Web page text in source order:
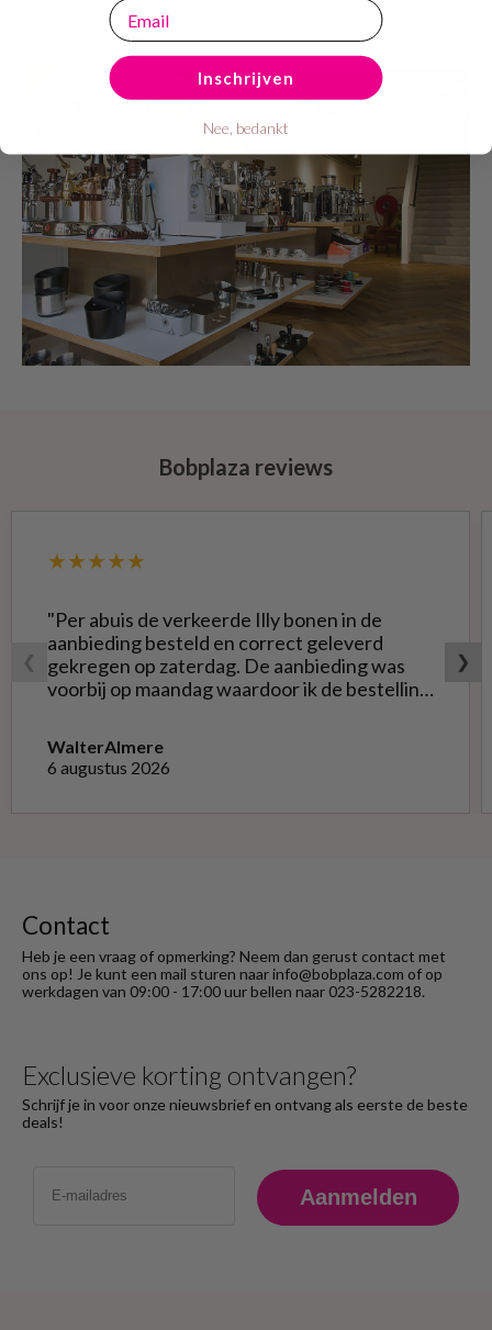
Bezoek showroom
Bobplaza reviews
❮
★★★★★
"Per abuis de verkeerde Illy bonen in de
aanbieding besteld en correct geleverd
gekregen op zaterdag. De aanbieding was
voorbij op maandag waardoor ik de bestelling
worden voor de goede; dat kon misschien in
Haarlem bij de winkel. Op meerdere mails
WalterAlmere
6 augustus 2026
❯
Contact
Heb je een vraag of opmerking? Neem dan gerust contact met
ons op! Je kunt een mail sturen naar info@bobplaza.com of op
werkdagen van 09:00 - 17:00 uur bellen naar 023-5282218.
Exclusieve korting ontvangen?
Schrijf je in voor onze nieuwsbrief en ontvang als eerste de beste
deals!
Aanmelden
email
Inschrijven
Nee, bedankt